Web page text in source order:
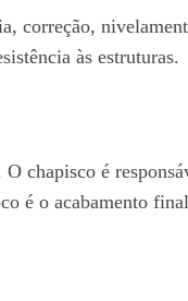
correção,
às estruturas.
chapisco é
é o acabamento